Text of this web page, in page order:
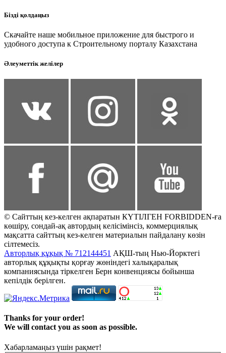
Бізді қолдаңыз
Скачайте наше мобильное приложение для быстрого и
удобного доступа к Строительному порталу Казахстана
Әлеуметтік желілер
© Сайттың кез-келген ақпаратын КҮТІЛГЕН FORBIDDEN-ға
көшіру, сондай-ақ автордың келісімінсіз, коммерциялық
мақсатта сайттың кез-келген материалын пайдалану көзін
сілтемесіз.
Авторлық құқық № 712144451 АҚШ-тың Нью-Йорктегі
авторлық құқықты қорғау жөніндегі халықаралық
компаниясында тіркелген Берн конвенциясы бойынша
кепілдік берілген.
Thanks for your order!
We will contact you as soon as possible.
Хабарламаңыз үшін рақмет!